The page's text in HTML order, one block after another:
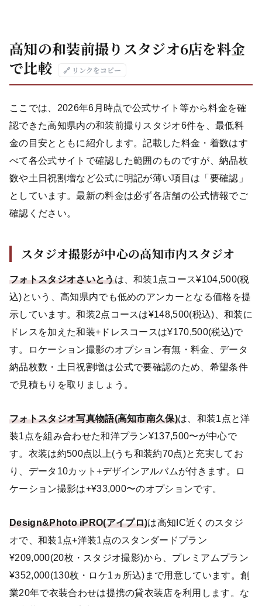
高知の和装前撮りスタジオ6店を料金
で比較
🔗 リンクをコピー
ここでは、2026年6月時点で公式サイト等から料金を確
認できた高知県内の和装前撮りスタジオ6件を、最低料
金の目安とともに紹介します。記載した料金・着数はす
べて各公式サイトで確認した範囲のものですが、納品枚
数や土日祝割増など公式に明記が薄い項目は「要確認」
としています。最新の料金は必ず各店舗の公式情報でご
確認ください。
スタジオ撮影が中心の高知市内スタジオ
フォトスタジオさいとうは、和装1点コース¥104,500(税
込)という、高知県内でも低めのアンカーとなる価格を提
示しています。和装2点コースは¥148,500(税込)、和装に
ドレスを加えた和装+ドレスコースは¥170,500(税込)で
す。ロケーション撮影のオプション有無・料金、データ
納品枚数・土日祝割増は公式で要確認のため、希望条件
で見積もりを取りましょう。
フォトスタジオ写真物語(高知市南久保)は、和装1点と洋
装1点を組み合わせた和洋プラン¥137,500〜が中心で
す。衣装は約500点以上(うち和装約70点)と充実してお
り、データ10カット+デザインアルバムが付きます。ロ
ケーション撮影は+¥33,000〜のオプションです。
Design&Photo iPRO(アイプロ)は高知IC近くのスタジ
オで、和装1点+洋装1点のスタンダードプラン
¥209,000(20枚・スタジオ撮影)から、プレミアムプラン
¥352,000(130枚・ロケ1ヵ所込)まで用意しています。創
業20年で衣装合わせは提携の貸衣装店を利用します。な